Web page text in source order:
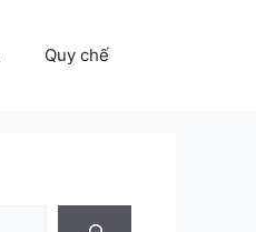
Quy chế